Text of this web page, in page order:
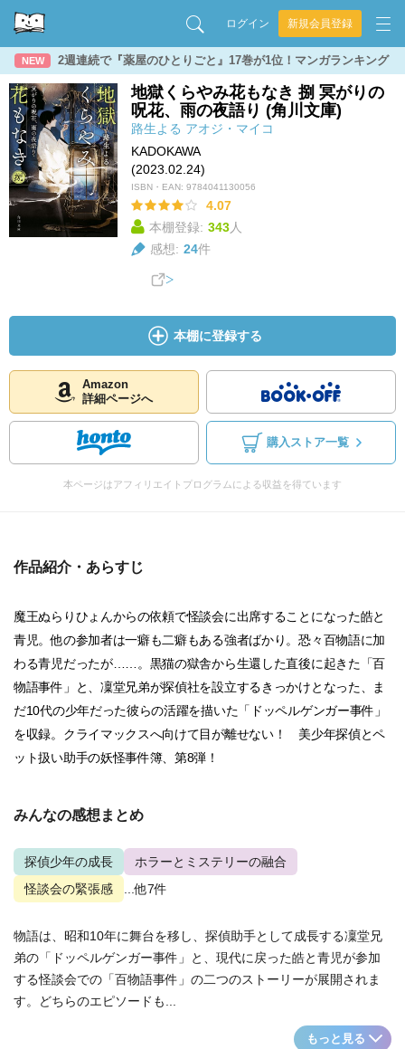
ログイン 新規会員登録
NEW 2週連続で『薬屋のひとりごと』17巻が1位！マンガランキング
地獄くらやみ花もなき 捌 冥がりの
呪花、雨の夜語り (角川文庫)
路生よる アオジ・マイコ
KADOKAWA
(2023.02.24)
ISBN・EAN: 9784041130056
4.07
本棚登録: 343人
感想: 24件
本棚に登録する
Amazon
詳細ページへ
購入ストア一覧
本ページはアフィリエイトプログラムによる収益を得ています
作品紹介・あらすじ
魔王ぬらりひょんからの依頼で怪談会に出席することになった皓と
青児。他の参加者は一癖も二癖もある強者ばかり。恐々百物語に加
わる青児だったが……。黒猫の獄舎から生還した直後に起きた「百
物語事件」と、凜堂兄弟が探偵社を設立するきっかけとなった、ま
だ10代の少年だった彼らの活躍を描いた「ドッペルゲンガー事件」
を収録。クライマックスへ向けて目が離せない！ 美少年探偵とペ
ット扱い助手の妖怪事件簿、第8弾！
みんなの感想まとめ
探偵少年の成長
ホラーとミステリーの融合
怪談会の緊張感
...他7件
物語は、昭和10年に舞台を移し、探偵助手として成長する凜堂兄
弟の「ドッペルゲンガー事件」と、現代に戻った皓と青児が参加
する怪談会での「百物語事件」の二つのストーリーが展開されま
す。どちらのエピソードも...
もっと見る